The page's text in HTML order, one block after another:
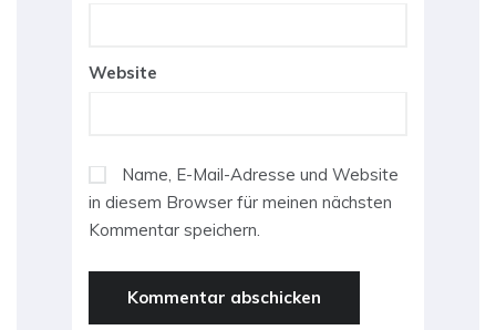
Website
Name, E-Mail-Adresse und Website
in diesem Browser für meinen nächsten
Kommentar speichern.